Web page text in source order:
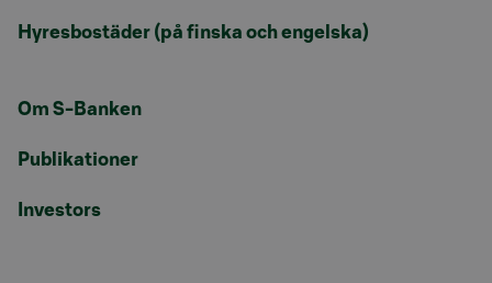
Hyresbostäder (på finska och engelska)
Om S-Banken
Publikationer
Investors